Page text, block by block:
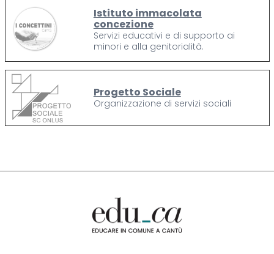
Istituto immacolata
concezione
Servizi educativi e di supporto ai
minori e alla genitorialità.
Progetto Sociale
Organizzazione di servizi sociali